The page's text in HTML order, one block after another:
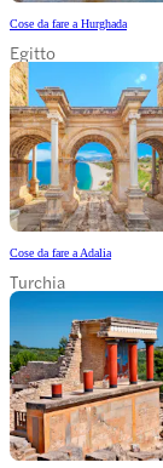
Cose da fare a Hurghada
Egitto
Cose da fare a Adalia
Turchia